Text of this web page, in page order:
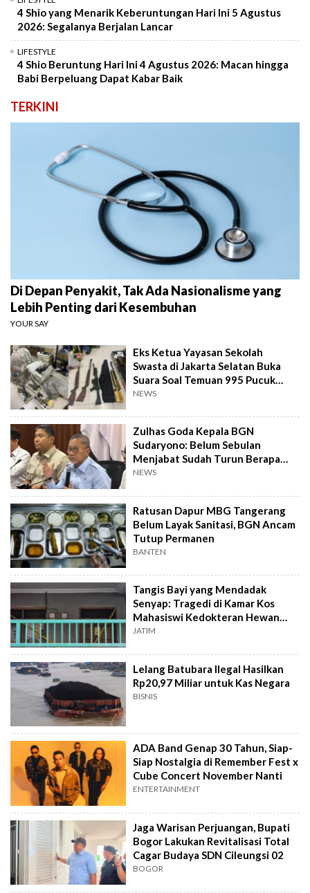
4 Shio yang Menarik Keberuntungan Hari Ini 5 Agustus
2026: Segalanya Berjalan Lancar
LIFESTYLE
4 Shio Beruntung Hari Ini 4 Agustus 2026: Macan hingga
Babi Berpeluang Dapat Kabar Baik
TERKINI
Di Depan Penyakit, Tak Ada Nasionalisme yang
Lebih Penting dari Kesembuhan
YOUR SAY
Eks Ketua Yayasan Sekolah
Swasta di Jakarta Selatan Buka
Suara Soal Temuan 995 Pucuk
Senjata Api
NEWS
Zulhas Goda Kepala BGN
Sudaryono: Belum Sebulan
Menjabat Sudah Turun Berapa
Kilo?
NEWS
Ratusan Dapur MBG Tangerang
Belum Layak Sanitasi, BGN Ancam
Tutup Permanen
BANTEN
Tangis Bayi yang Mendadak
Senyap: Tragedi di Kamar Kos
Mahasiswi Kedokteran Hewan
Surabaya
JATIM
Lelang Batubara Ilegal Hasilkan
Rp20,97 Miliar untuk Kas Negara
BISNIS
ADA Band Genap 30 Tahun, Siap-
Siap Nostalgia di Remember Fest x
Cube Concert November Nanti
ENTERTAINMENT
Jaga Warisan Perjuangan, Bupati
Bogor Lakukan Revitalisasi Total
Cagar Budaya SDN Cileungsi 02
BOGOR